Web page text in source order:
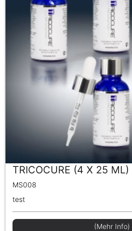
TRICOCURE (4 X 25 ML)
MS008
test
(Mehr Info)